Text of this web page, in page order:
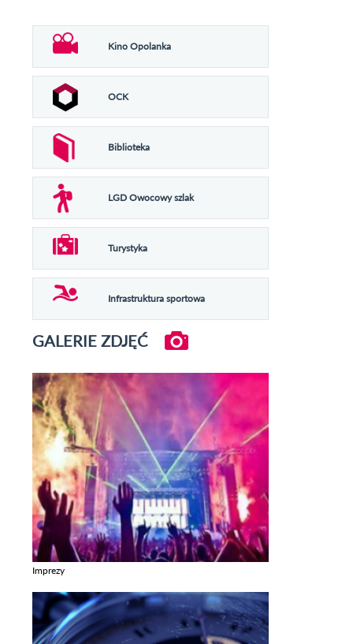
Kino Opolanka
OCK
Biblioteka
LGD Owocowy szlak
Turystyka
Infrastruktura sportowa
GALERIE ZDJĘĆ
Imprezy